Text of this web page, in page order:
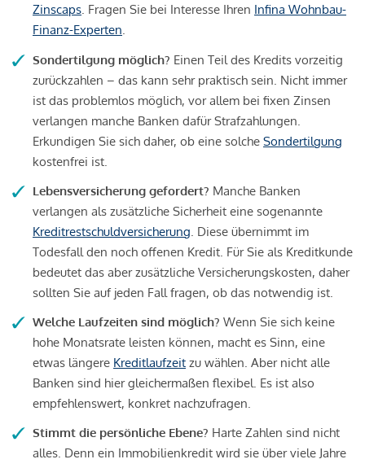
Zinscaps. Fragen Sie bei Interesse Ihren Infina Wohnbau-
Finanz-Experten.
Sondertilgung möglich? Einen Teil des Kredits vorzeitig
zurückzahlen – das kann sehr praktisch sein. Nicht immer
ist das problemlos möglich, vor allem bei fixen Zinsen
verlangen manche Banken dafür Strafzahlungen.
Erkundigen Sie sich daher, ob eine solche Sondertilgung
kostenfrei ist.
Lebensversicherung gefordert? Manche Banken
verlangen als zusätzliche Sicherheit eine sogenannte
Kreditrestschuldversicherung. Diese übernimmt im
Todesfall den noch offenen Kredit. Für Sie als Kreditkunde
bedeutet das aber zusätzliche Versicherungskosten, daher
sollten Sie auf jeden Fall fragen, ob das notwendig ist.
Welche Laufzeiten sind möglich? Wenn Sie sich keine
hohe Monatsrate leisten können, macht es Sinn, eine
etwas längere Kreditlaufzeit zu wählen. Aber nicht alle
Banken sind hier gleichermaßen flexibel. Es ist also
empfehlenswert, konkret nachzufragen.
Stimmt die persönliche Ebene? Harte Zahlen sind nicht
alles. Denn ein Immobilienkredit wird sie über viele Jahre